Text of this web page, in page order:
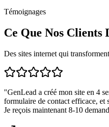
Témoignages
Ce Que Nos Clients
Des sites internet qui
"GenLead a créé mon site en 4
formulaire de contact efficace, et
Je reçois maintenant 8-10